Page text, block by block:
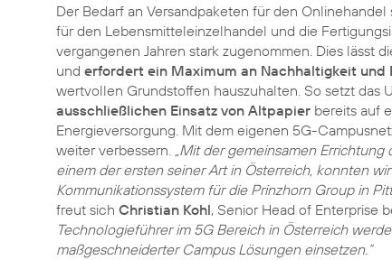
Der Bedarf an Versandpaketen für den
für den Lebensmitteleinzelhandel und die
vergangenen Jahren stark zugenommen. Dies lässt
und erfordert ein Maximum an Nachhaltigkeit und
wertvollen Grundstoffen hauszuhalten. So setzt das
ausschließlichen Einsatz von Altpapier bereits auf
Energieversorgung. Mit dem eigenen 5G-
weiter verbessern. „Mit der gemeinsamen Errichtung
einem der ersten seiner Art in Österreich, konnten
Kommunikationssystem für die Prinzhorn Group in
freut sich Christian Kohl, Senior Head of Enterprise
Technologieführer im 5G Bereich in Österreich
maßgeschneiderter Campus Lösungen einsetzen.“